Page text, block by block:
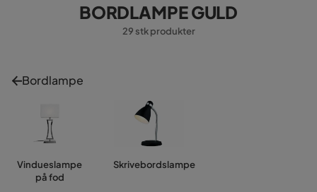
BORDLAMPE GULD
29 stk produkter
Bordlampe
Vindueslampe
på fod
Skrivebordslampe